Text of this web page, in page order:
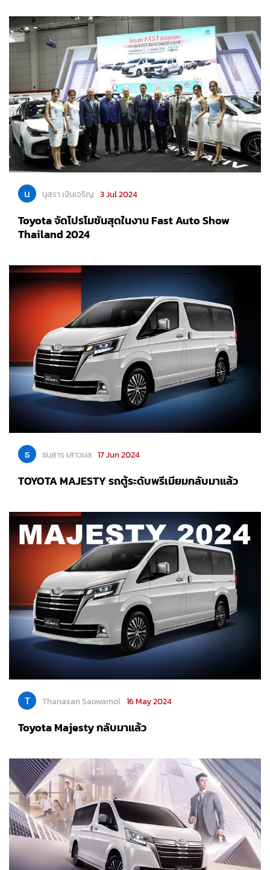
น นุสรา เงินเจริญ 3 Jul 2024
Toyota จัดโปรโมชันสุดในงาน Fast Auto Show
Thailand 2024
ธ ธนสาร เสาวมล 17 Jun 2024
TOYOTA MAJESTY รถตู้ระดับพรีเมียมกลับมาแล้ว
T Thanasan Saowamol 16 May 2024
Toyota Majesty กลับมาแล้ว